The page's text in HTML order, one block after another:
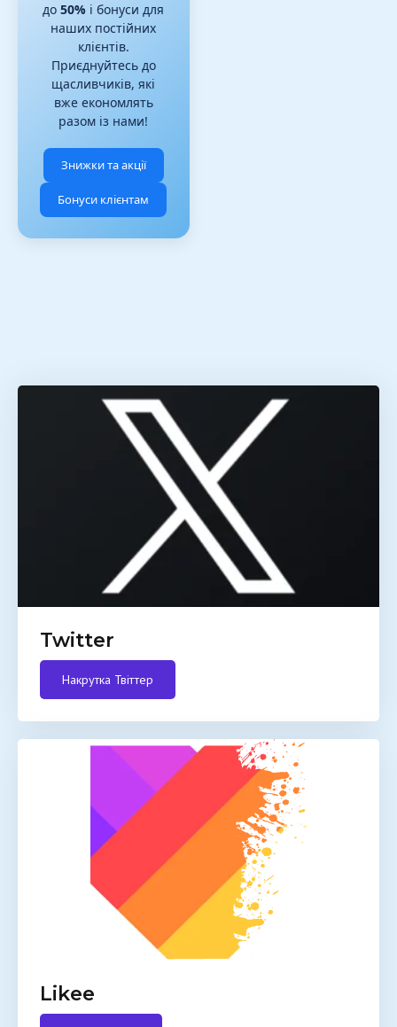
до50% і бонуси для
наших постійних
клієнтів.
Приєднуйтесь до
щасливчиків, які
вже економлять
разом із нами!
Знижки та акції
Бонуси клієнтам
Twitter
Накрутка Твіттер
Likee